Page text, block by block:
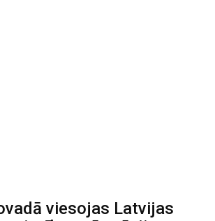
viesojas Latvijas